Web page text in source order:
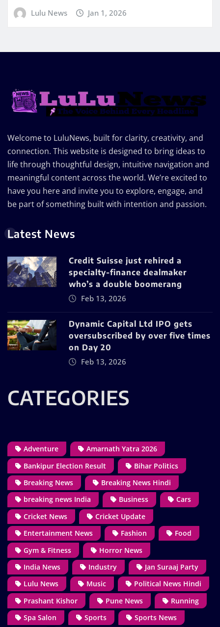
Lulu News Jan 1, 2026
Welcome to LuluNews, built for clarity, creativity, and
connection. This website is designed to bring ideas to
life through thoughtful design, intuitive navigation and
meaningful content across the world. We’re excited to
have you here and invite you to explore, engage, and
be part of something built with intention and passion.
Latest News
Credit Suisse just rehired a
specialty-finance dealmaker
who’s a double boomerang
Feb 13, 2026
Dynamic Capital Ltd IPO gets
oversubscribed by over five times
on Day 20
Feb 13, 2026
CATEGORIES
Adventure
Amarnath Yatra 2026
Bankipur Election Result
Bihar Politics
Breaking News
Breaking News Hindi
breaking news India
Business
Cars
Cricket News
Cricket Update
Entertainment News
Fashion
Food
Gym & Fitness
Horror News
India News
Industry
Jan Suraaj Party
Lulu News
Music
Political News Hindi
Prashant Kishor
Pune News
Running
Spa Salon
Sports
Sports News